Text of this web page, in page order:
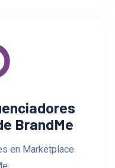
BrandMe
en Marketplace